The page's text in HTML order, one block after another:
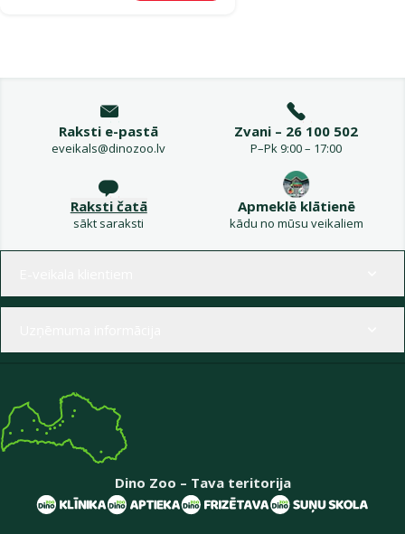
Raksti e-pastā
eveikals@dinozoo.lv
Zvani – 26 100 502
P–Pk 9:00 – 17:00
Raksti čatā
sākt saraksti
Apmeklē klātienē
kādu no mūsu veikaliem
Dino Zoo – Tava teritorija